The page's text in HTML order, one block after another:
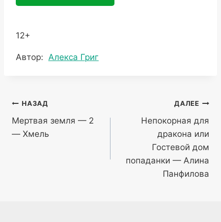
12+
Метки
Автор: Алекса Григ
Навигация
по
записям
НАЗАД
Мертвая земля — 2
— Хмель
ДАЛЕЕ
Непокорная для
дракона или
Гостевой дом
попаданки — Алина
Панфилова